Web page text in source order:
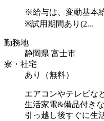
※給与は、変動基本
※試用期間あり(2...
勤務地
静岡県 富士市
寮・社宅
あり（無料）
エアコンやテレビな
生活家電&備品付きな
引っ越し後すぐに生